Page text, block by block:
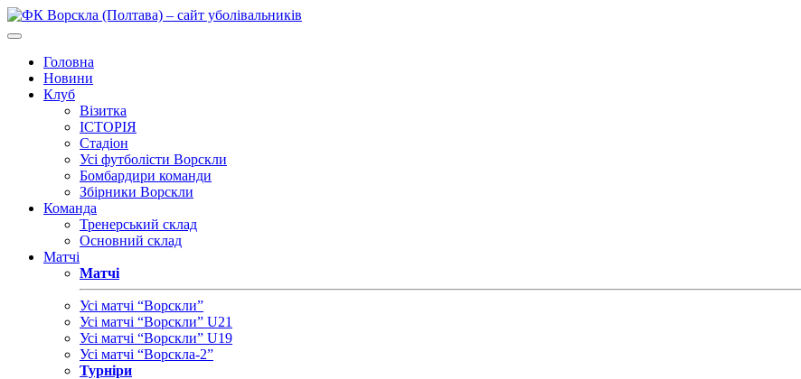
Головна
Новини
Клуб
Візитка
ІСТОРІЯ
Стадіон
Усі футболісти Ворскли
Бомбардири команди
Збірники Ворскли
Команда
Тренерський склад
Основний склад
Матчі
Матчі
Усі матчі “Ворскли”
Усі матчі “Ворскли” U21
Усі матчі “Ворскли” U19
Усі матчі “Ворскла-2”
Турніри